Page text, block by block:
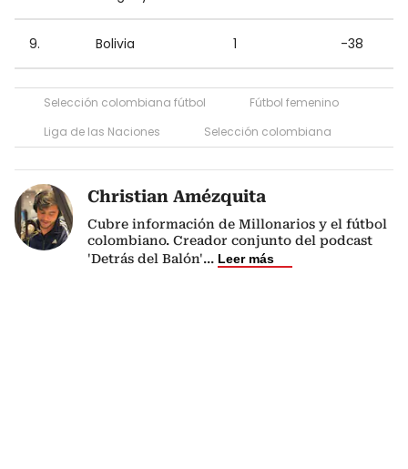
9. Bolivia 1 -38
Selección colombiana fútbol
Fútbol femenino
Liga de las Naciones
Selección colombiana
Christian Amézquita
Cubre información de Millonarios y el fútbol
colombiano. Creador conjunto del podcast
'Detrás del Balón'... Leer más